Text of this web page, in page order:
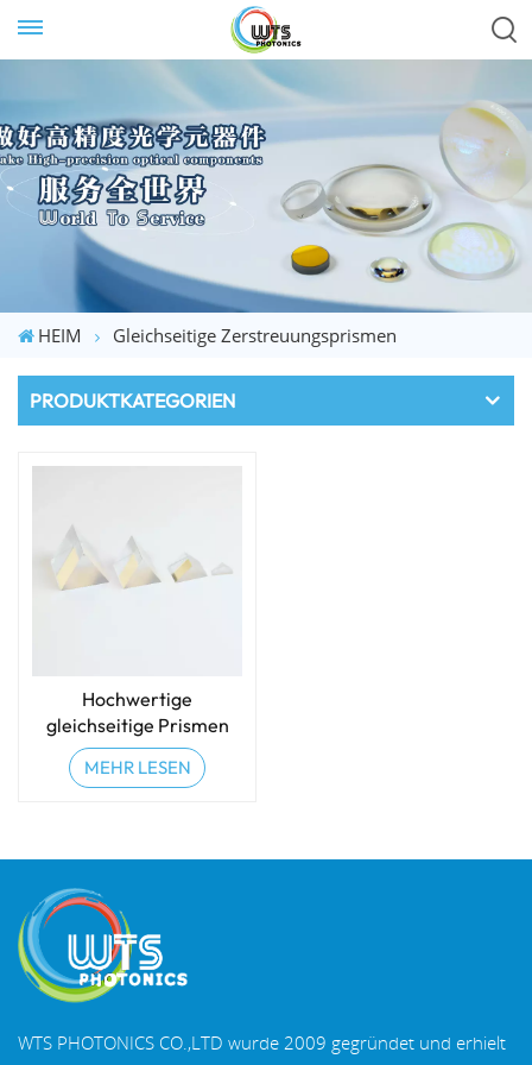
HEIM Gleichseitige Zerstreuungsprismen
PRODUKTKATEGORIEN
Hochwertige
gleichseitige Prismen
und Dispersionsprismen
aus optischem Glas
MEHR LESEN
WTS PHOTONICS CO.,LTD wurde 2009 gegründet und erhielt